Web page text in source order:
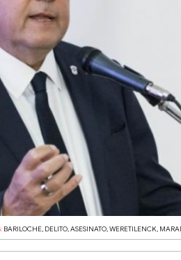
BARILOCHE, DELITO,ASESINATO,WERETILENCK,